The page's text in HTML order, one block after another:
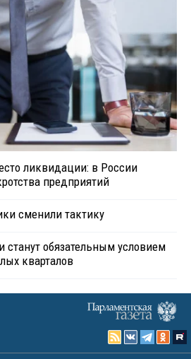
ликвидации: в России
предприятий
сменили тактику
обязательным условием
кварталов